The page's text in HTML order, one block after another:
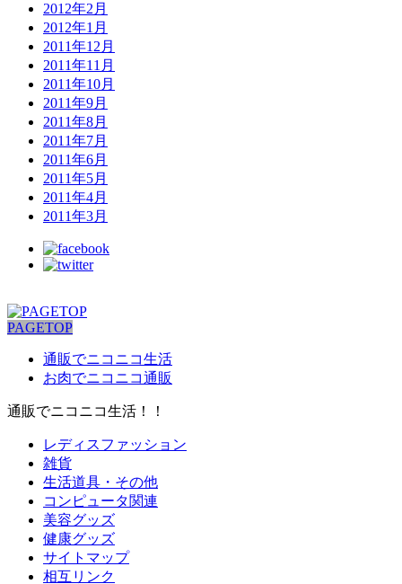
2012年2月
2012年1月
2011年12月
2011年11月
2011年10月
2011年9月
2011年8月
2011年7月
2011年6月
2011年5月
2011年4月
2011年3月
PAGETOP
通販でニコニコ生活
お肉でニコニコ通販
通販でニコニコ生活！！
レディスファッション
雑貨
生活道具・その他
コンピュータ関連
美容グッズ
健康グッズ
サイトマップ
相互リンク